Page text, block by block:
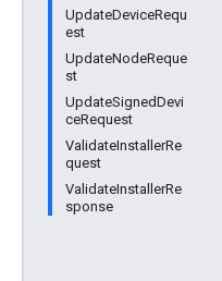
UpdateDeviceRequ
est
UpdateNodeReque
st
UpdateSignedDevi
ceRequest
ValidateInstallerRe
quest
ValidateInstallerRe
sponse